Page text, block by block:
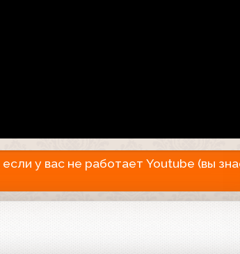
у вас не работает Youtube (вы